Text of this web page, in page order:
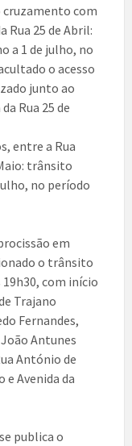
cruzamento com
Rua 25 de Abril:
a 1 de julho, no
o acesso
junto ao
Rua 25 de
entre a Rua
trânsito
no período
em
o trânsito
19h30, com início
Trajano
Fernandes,
Antunes
António de
e Avenida da
publica o